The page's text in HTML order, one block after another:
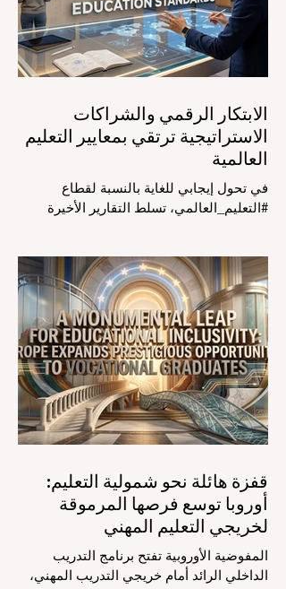
البارز، الذي عُقد في لحظة حاسمة، أن إعطاء
الأولوية لرفع #جودة_التعليم هو المحفز
الأساسي وال
الابتكار الرقمي والشراكات
الاستراتيجية ترتقي بمعايير التعليم
العالمية
في تحول إيجابي للغاية بالنسبة لقطاع
#التعليم_العالمي، تسلط التقارير الأخيرة
الفصول الدراسية في جميع أنحاء العالم، وهو
أمر يثير اهتماماً كبيراً في الأوساط الأكاديمية
العربية التي تسعى للريادة. إن الدمج السريع
لمساعدي #الذكاء_الاصطناعي المتخصصين
والمصممين خصيصاً للمعلمين يُحدث ثورة
حقيقية في مهنة التدريس. ومن خلال الأتمتة
الناجحة للمهام الإدارية التي تستغرق وقتاً
طويلاً، تبشر هذه الأدوات المتقدمة بعصر
قفزة هائلة نحو شمولية التعليم:
أوروبا توسع فرصها المرموقة
لخريجي التعليم المهني
المفوضية الأوروبية تفتح برنامج التدريب
الداخلي الرائد أمام خريجي التدريب المهني،